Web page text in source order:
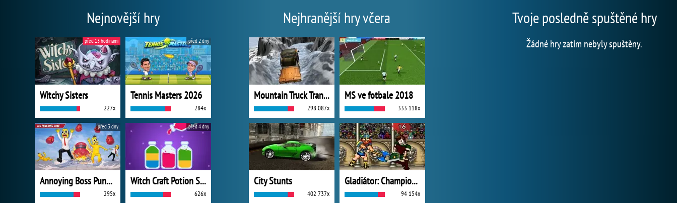
Nejnovější hry
Witchy Sisters
227x
před 13 hodinami
Tennis Masters 2026
284x
před 2 dny
Annoying Boss Punch Game
295x
před 3 dny
Witch Craft Potion Sort
626x
před 4 dny
Nejhranější hry včera
Mountain Truck Transport
298 087x
MS ve fotbale 2018
333 118x
City Stunts
402 737x
Gladiátor: Champions Sprint
94 154x
Tvoje posledně spuštěné hry
Žádné hry zatím nebyly spuštěny.